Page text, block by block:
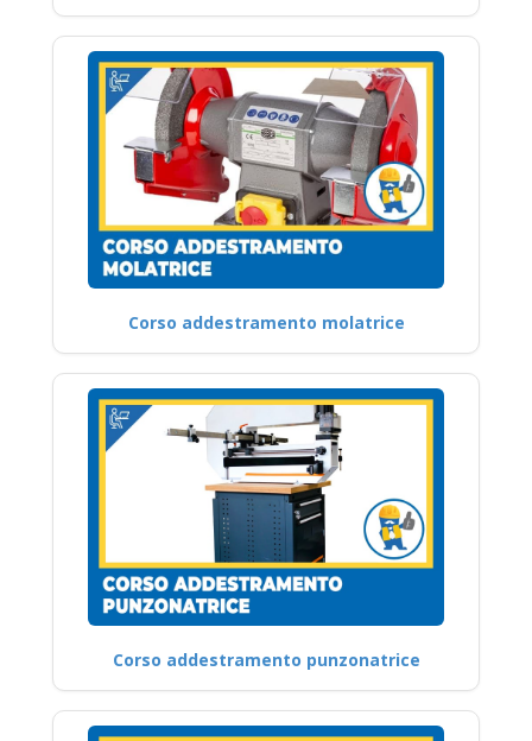
Corso addestramento molatrice
Corso addestramento punzonatrice